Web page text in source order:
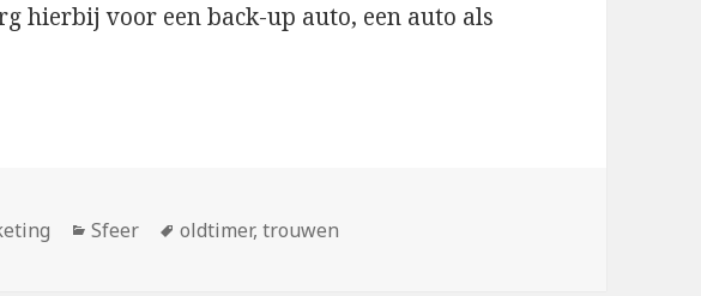
hierbij voor een back-up auto, een auto als
Categorieën
Sfeer Tags
oldtimer,trouwen